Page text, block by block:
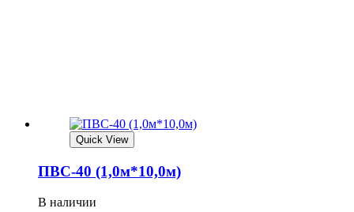
Quick View
ПВС-40 (1,0м*10,0м)
В наличии